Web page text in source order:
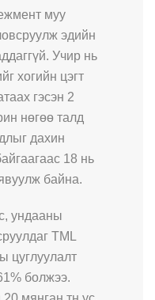
муу
эдийн
Учир нь
хогийн цэгт
гэсэн 2
нөгөө талд
дахин
18 нь
байна.
ундааны
TML
цуглуулалт
болжээ.